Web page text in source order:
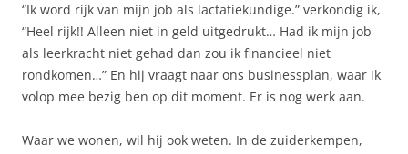
“Ik word rijk van mijn job als lactatiekundige.” verkondig ik,
“Heel rijk!! Alleen niet in geld uitgedrukt… Had ik mijn job
als leerkracht niet gehad dan zou ik financieel niet
rondkomen…” En hij vraagt naar ons businessplan, waar ik
volop mee bezig ben op dit moment. Er is nog werk aan.
Waar we wonen, wil hij ook weten. In de zuiderkempen,